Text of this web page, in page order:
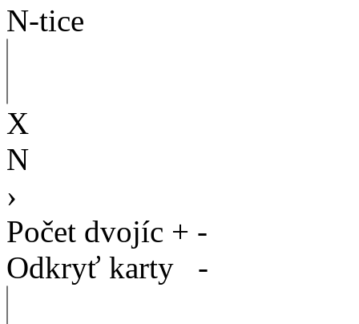
N-tice
X
N
›
Počet dvojíc + -
Odkryť karty
-